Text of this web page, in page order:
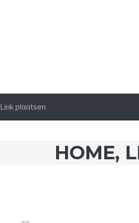
Link plaatsen
HOME,